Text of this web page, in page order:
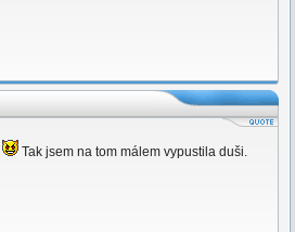
Tak jsem na tom málem vypustila duši.